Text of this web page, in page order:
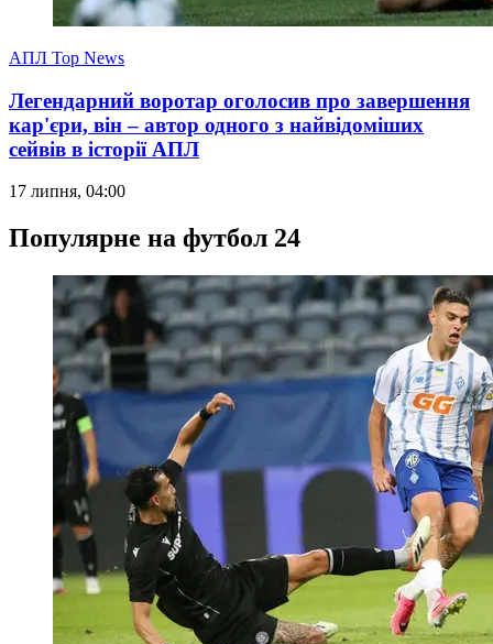
АПЛ Top News
Легендарний воротар оголосив про завершення
кар'єри, він – автор одного з найвідоміших
сейвів в історії АПЛ
17 липня, 04:00
Популярне на футбол 24